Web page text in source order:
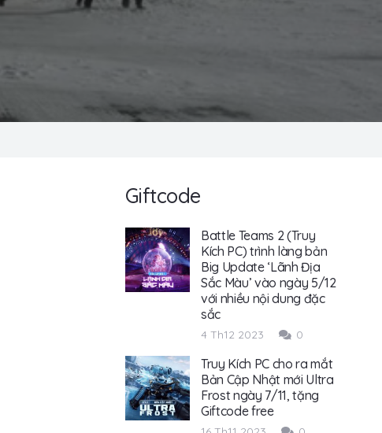
Giftcode
Battle Teams 2 (Truy
Kích PC) trình làng bản
Big Update ‘Lãnh Địa
Sắc Màu’ vào ngày 5/12
với nhiều nội dung đặc
sắc
4 Th12 2023 0
Truy Kích PC cho ra mắt
Bản Cập Nhật mới Ultra
Frost ngày 7/11, tặng
Giftcode free